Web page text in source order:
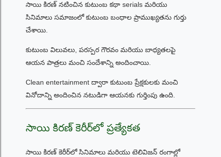
సాయి కిరణ్ నటించిన కుటుంబ కథా serials మరియు
సినిమాలు సమాజంలో కుటుంబ బంధాల ప్రాముఖ్యతను గుర్తు
చేశాయి.
కుటుంబ విలువలు, పరస్పర గౌరవం మరియు బాధ్యతలపై
ఆయన పాత్రలు మంచి సందేశాన్ని అందించాయి.
Clean entertainment ద్వారా కుటుంబ ప్రేక్షకులకు మంచి
వినోదాన్ని అందించిన నటుడిగా ఆయనకు గుర్తింపు ఉంది.
సాయి కిరణ్ కెరీర్‌లో ప్రత్యేకత
సాయి కిరణ్ కెరీర్‌లో సినిమాలు మరియు టెలివిజన్ రంగాల్లో